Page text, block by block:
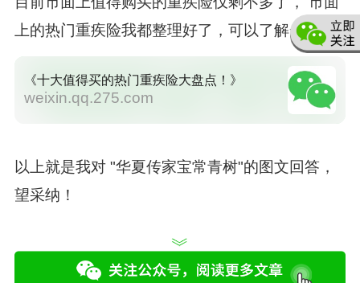
上的热门重疾险我都整理好了，可以了解一下：
《十大值得买的热门重疾险大盘点！》
weixin.qq.275.com
以上就是我对 "华夏传家宝常青树"的图文回答，
望采纳！